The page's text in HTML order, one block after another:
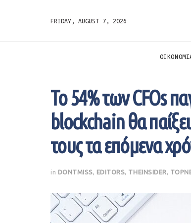
FRIDAY, AUGUST 7, 2026
Το 54% των CFOs
blockchain θα
τους τα επόμενα
in DONTMISS EDITORS THEINSIDER